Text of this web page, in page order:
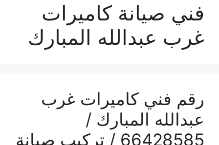
فني صيانة كاميرات
غرب عبدالله المبارك
رقم فني كاميرات غرب
عبدالله المبارك /
66428585 / تركيب صيانة